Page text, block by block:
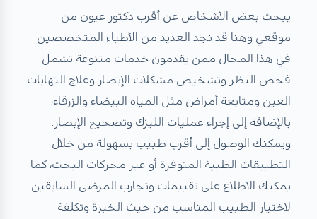
يبحث بعض الأشخاص عن أقرب دكتور عيون من
موقعي وهنا قد نجد العديد من الأطباء المتخصصين
في هذا المجال ممن يقدمون خدمات متنوعة تشمل
فحص النظر وتشخيص مشكلات الإبصار وعلاج التهابات
العين ومتابعة أمراض مثل المياه البيضاء والزرقاء،
بالإضافة إلى إجراء عمليات الليزك وتصحيح الإبصار.
ويمكنك الوصول إلى أقرب طبيب بسهولة من خلال
التطبيقات الطبية المتوفرة أو عبر محركات البحث، كما
يمكنك الاطلاع على تقييمات وتجارب المرضى السابقين
لاختيار الطبيب المناسب من حيث الخبرة وتكلفة